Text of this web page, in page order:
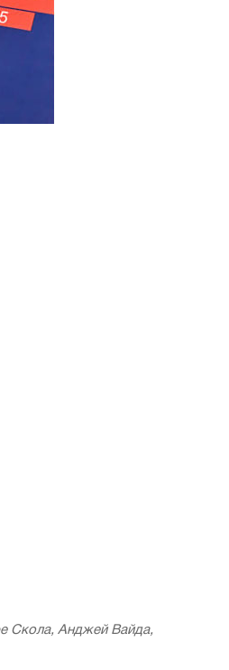
Скола, Анджей Вайда,